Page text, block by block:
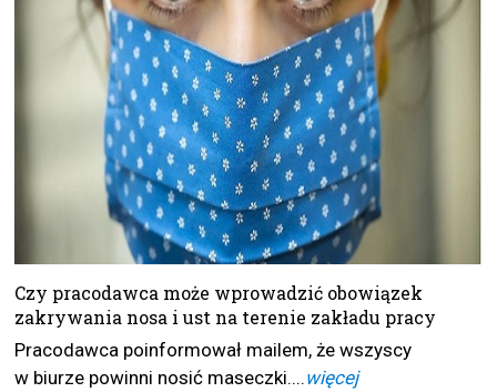
Czy pracodawca może wprowadzić obowiązek
zakrywania nosa i ust na terenie zakładu pracy
Pracodawca poinformował mailem, że wszyscy
w biurze powinni nosić maseczki....więcej